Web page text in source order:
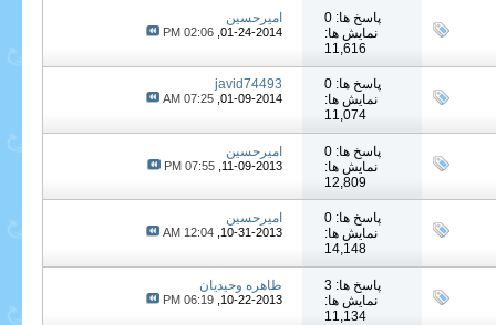
پاسخ ها: 0
نمایش ها:
11,616
امیرحسین
01-24-2014,
02:06 PM
پاسخ ها: 0
نمایش ها:
11,074
javid74493
01-09-2014,
07:25 AM
پاسخ ها: 0
نمایش ها:
12,809
امیرحسین
11-09-2013,
07:55 PM
پاسخ ها: 0
نمایش ها:
14,148
امیرحسین
10-31-2013,
12:04 AM
پاسخ ها: 3
نمایش ها:
11,134
طاهره وحیدیان
10-22-2013,
06:19 PM